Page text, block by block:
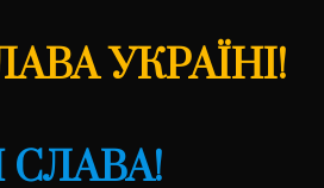
УКРАЇНІ!